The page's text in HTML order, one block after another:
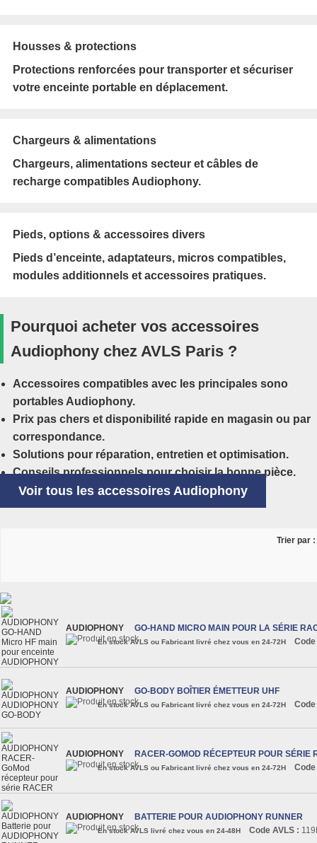
Housses & protections
Protections renforcées pour transporter et sécuriser
votre enceinte portable en déplacement.
Chargeurs & alimentations
Chargeurs, alimentations secteur et câbles de
recharge compatibles Audiophony.
Pieds, options & accessoires divers
Pieds d’enceinte, adaptateurs, micros compatibles,
modules additionnels et accessoires pratiques.
Pourquoi acheter vos accessoires
Audiophony chez AVLS Paris ?
Accessoires compatibles avec les principales sono
portables Audiophony.
Prix pas chers et disponibilité rapide en magasin ou par
correspondance.
Solutions pour réparation, entretien et optimisation.
Conseils professionnels pour choisir la bonne pièce.
Voir tous les accessoires Audiophony
Trier par :
AUDIOPHONY GO-HAND MICRO MAIN POUR LA SÉRIE
En stock AVLS ou Fabricant livré chez vous en 24-72H Code
AUDIOPHONY GO-BODY BOÎTIER ÉMETTEUR UHF
En stock AVLS ou Fabricant livré chez vous en 24-72H Code
AUDIOPHONY RACER-GOMOD RÉCEPTEUR POUR SÉRIE
En stock AVLS ou Fabricant livré chez vous en 24-72H Code
AUDIOPHONY BATTERIE POUR AUDIOPHONY RUNNER
En stock AVLS livré chez vous en 24-48H Code AVLS :